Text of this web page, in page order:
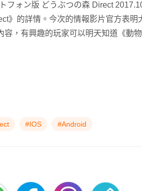
フォン版 どうぶつの森 Direct
》的詳情。今次的情報影片官方表明
，有興趣的玩家可以明天知道《動物
#IOS #Android